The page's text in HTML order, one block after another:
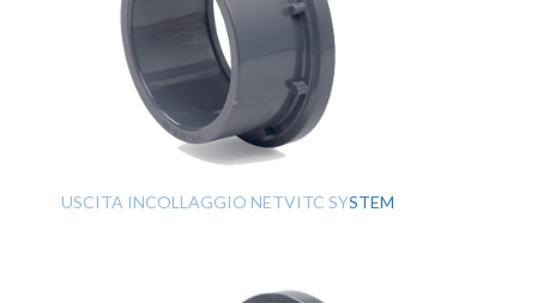
USCITA INCOLLAGGIO NETVITC SYSTEM